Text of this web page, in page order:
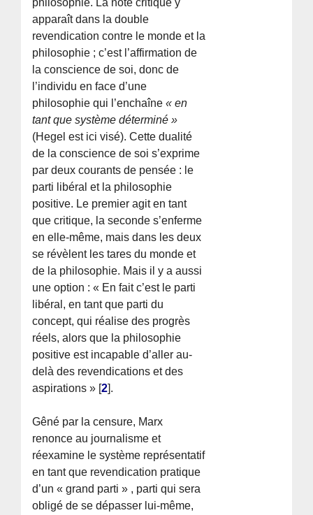
philosophie. La note critique y
apparaît dans la double
revendication contre le monde et la
philosophie ; c’est l’affirmation de
la conscience de soi, donc de
l’individu en face d’une
philosophie qui l’enchaîne « en
tant que système déterminé »
(Hegel est ici visé). Cette dualité
de la conscience de soi s’exprime
par deux courants de pensée : le
parti libéral et la philosophie
positive. Le premier agit en tant
que critique, la seconde s’enferme
en elle-même, mais dans les deux
se révèlent les tares du monde et
de la philosophie. Mais il y a aussi
une option : « En fait c’est le parti
libéral, en tant que parti du
concept, qui réalise des progrès
réels, alors que la philosophie
positive est incapable d’aller au-
delà des revendications et des
aspirations » [2].
Gêné par la censure, Marx
renonce au journalisme et
réexamine le système représentatif
en tant que revendication pratique
d’un « grand parti » , parti qui sera
obligé de se dépasser lui-même,